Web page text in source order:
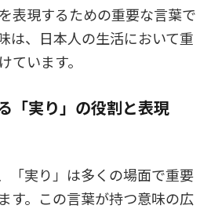
表現するための重要な言葉で
は、日本人の生活において重
ています。
「実り」の役割と表現
「実り」は多くの場面で重要
す。この言葉が持つ意味の広